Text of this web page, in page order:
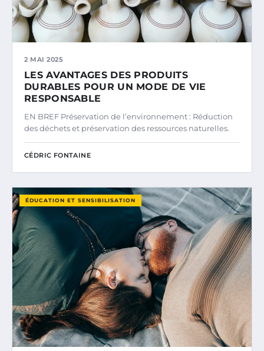
2 MAI 2025
LES AVANTAGES DES PRODUITS
DURABLES POUR UN MODE DE VIE
RESPONSABLE
EN BREF Préservation de l’environnement : Réduction
des déchets et préservation des ressources naturelles.
CÉDRIC FONTAINE
ÉDUCATION ET SENSIBILISATION